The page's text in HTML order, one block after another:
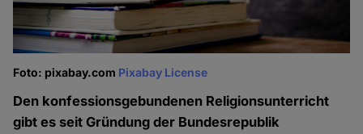
Foto: pixabay.com Pixabay License
Den konfessionsgebundenen Religionsunterricht
gibt es seit Gründung der Bundesrepublik